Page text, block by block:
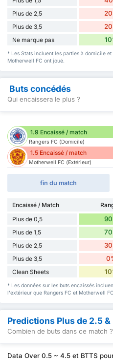
Plus de 2,5
Plus de 3,5
Ne marque pas
* Les Stats incluent les parties à domicile
Motherwell FC ont joué.
Buts concédés
Qui encaissera le plus ?
1.9 Encaissé / match
Rangers FC (Domicile)
1.5 Encaissé / match
Motherwell FC (Extérieur)
fin du match
Encaissé / Match
Plus de 0,5
Plus de 1,5
Plus de 2,5
Plus de 3,5
Clean Sheets
* Les données sur les buts encaissés
l'extérieur que Rangers FC et Motherwell
Predictions Plus de 2.5 &
Combien de buts dans ce match ?
Data Over 0.5 ~ 4.5 et BTTS